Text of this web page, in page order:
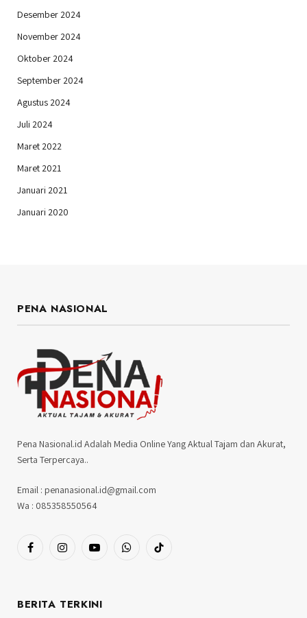
Desember 2024
November 2024
Oktober 2024
September 2024
Agustus 2024
Juli 2024
Maret 2022
Maret 2021
Januari 2021
Januari 2020
PENA NASIONAL
Pena Nasional.id Adalah Media Online Yang Aktual Tajam dan Akurat,
Serta Terpercaya..
Email : penanasional.id@gmail.com
Wa : 085358550564
FacebookInstagramYouTubeWhatsAppTikTok
BERITA TERKINI